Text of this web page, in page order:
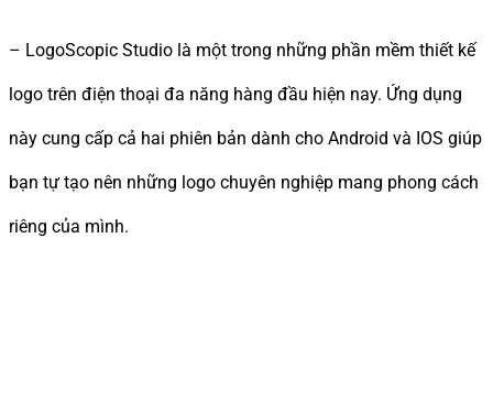
– LogoScopic Studio là một trong những phần mềm thiết kế
logo trên điện thoại đa năng hàng đầu hiện nay. Ứng dụng
này cung cấp cả hai phiên bản dành cho Android và IOS giúp
bạn tự tạo nên những logo chuyên nghiệp mang phong cách
riêng của mình.